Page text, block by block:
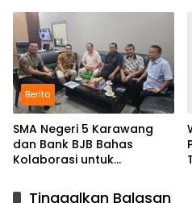
Ciampel
Berita
SMA Negeri 5 Karawang
dan Bank BJB Bahas
Kolaborasi untuk
Pendidikan
Tinggalkan Balasan